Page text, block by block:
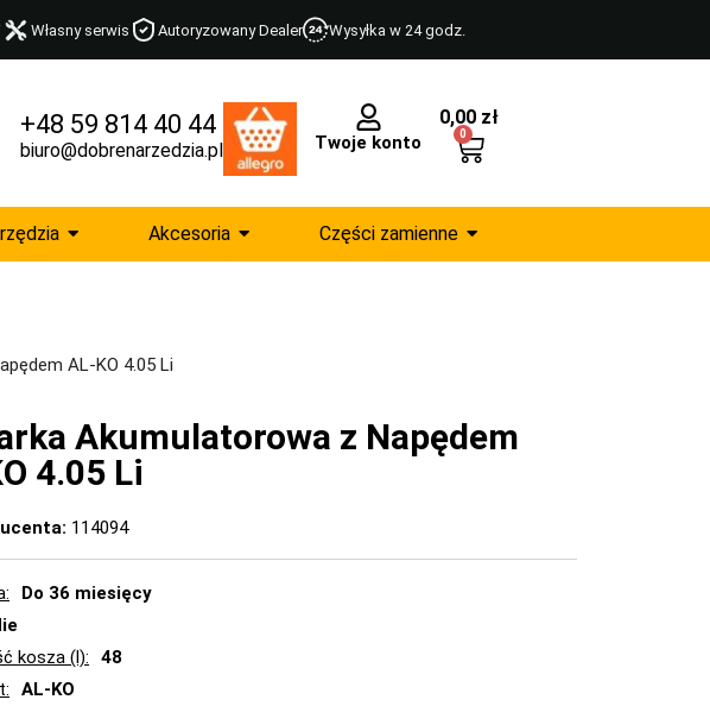
Własny serwis Autoryzowany Dealer Wysyłka w 24 godz.
+48 59 814 40 44
biuro@dobrenarzedzia.pl Twoje konto
0,00 zł
0
Akcesoria Części zamienne
AL-KO 4.05 Li
Akumulatorowa z Napędem
4.05 Li
114094
Do 36 miesięcy
kosza (l)
48
AL-KO